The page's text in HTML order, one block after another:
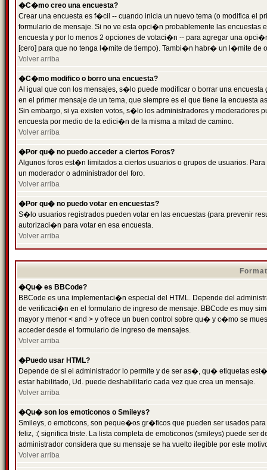
�C�mo creo una encuesta?
Crear una encuesta es f�cil -- cuando inicia un nuevo tema (o modifica el
formulario de mensaje. Si no ve esta opci�n probablemente las
encuesta y por lo menos 2 opciones de votaci�n -- para agregar una
[cero] para que no tenga l�mite de tiempo). Tambi�n habr� un l�mite de
Volver arriba
�C�mo modifico o borro una encuesta?
Al igual que con los mensajes, s�lo puede modificar o borrar una
en el primer mensaje de un tema, que siempre es el que tiene la encuesta
Sin embargo, si ya existen votos, s�lo los administradores y moderadores
encuesta por medio de la edici�n de la misma a mitad de camino.
Volver arriba
�Por qu� no puedo acceder a ciertos Foros?
Algunos foros est�n limitados a ciertos usuarios o grupos de usuarios.
un moderador o administrador del foro.
Volver arriba
�Por qu� no puedo votar en encuestas?
S�lo usuarios registrados pueden votar en las encuestas (para prevenir
autorizaci�n para votar en esa encuesta.
Volver arriba
�Qu� es BBCode?
BBCode es una implementaci�n especial del HTML. Depende del
de verificaci�n en el formulario de ingreso de mensaje. BBCode es muy
mayor y menor < and > y ofrece un buen control sobre qu� y c�mo se
acceder desde el formulario de ingreso de mensajes.
Volver arriba
�Puedo usar HTML?
Depende de si el administrador lo permite y de ser as�, qu� etiquetas
estar habilitado, Ud. puede deshabilitarlo cada vez que crea un mensaje.
Volver arriba
�Qu� son los emoticonos o Smileys?
Smileys, o emoticons, son peque�os gr�ficos que pueden ser usados
feliz, :( significa triste. La lista completa de emoticonos (smileys) puede
administrador considera que su mensaje se ha vuelto ilegible por este
Volver arriba